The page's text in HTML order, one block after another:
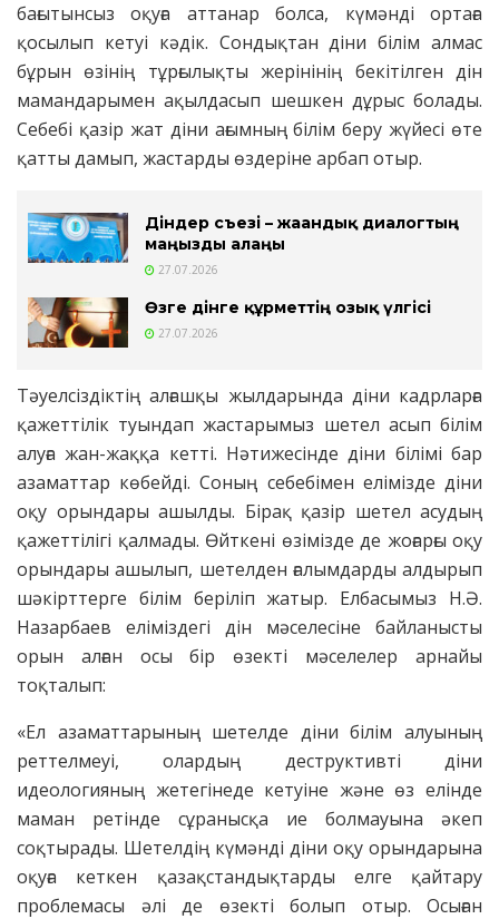
бағытынсыз оқуға аттанар болса, күмәнді ортаға
қосылып кетуі кәдік. Сондықтан діни білім алмас
бұрын өзінің тұрғылықты жерінінің бекітілген дін
мамандарымен ақылдасып шешкен дұрыс болады.
Себебі қазір жат діни ағымның білім беру жүйесі өте
қатты дамып, жастарды өздеріне арбап отыр.
Діндер съезі – жаһандық диалогтың
маңызды алаңы
27.07.2026
Өзге дінге құрметтің озық үлгісі
27.07.2026
Тәуелсіздіктің алғашқы жылдарында діни кадрларға
қажеттілік туындап жастарымыз шетел асып білім
алуға жан-жаққа кетті. Нәтижесінде діни білімі бар
азаматтар көбейді. Соның себебімен елімізде діни
оқу орындары ашылды. Бірақ қазір шетел асудың
қажеттілігі қалмады. Өйткені өзімізде де жоғарғы оқу
орындары ашылып, шетелден ғалымдарды алдырып
шәкірттерге білім беріліп жатыр. Елбасымыз Н.Ә.
Назарбаев еліміздегі дін мәселесіне байланысты
орын алған осы бір өзекті мәселелер арнайы
тоқталып:
«Ел азаматтарының шетелде діни білім алуының
реттелмеуі, олардың деструктивті діни
идеологияның жетегінеде кетуіне және өз елінде
маман ретінде сұранысқа ие болмауына әкеп
соқтырады. Шетелдің күмәнді діни оқу орындарына
оқуға кеткен қазақстандықтарды елге қайтару
проблемасы әлі де өзекті болып отыр. Осыған